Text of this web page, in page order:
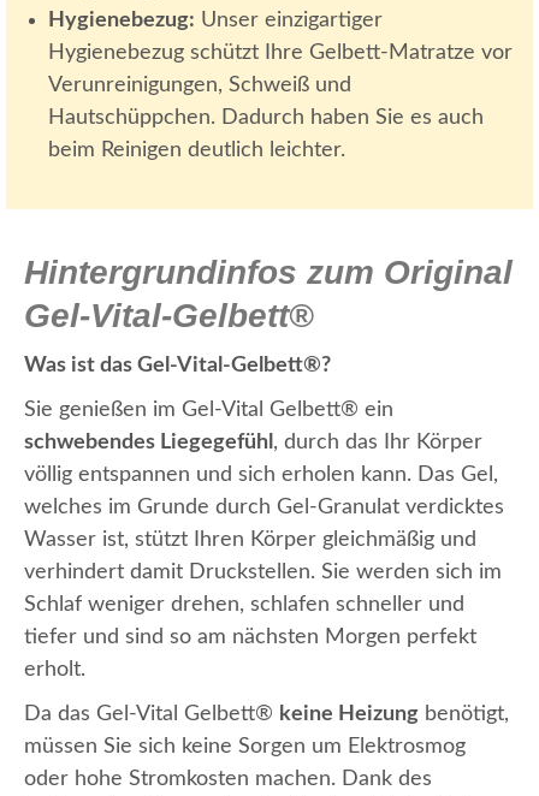
Hygienebezug: Unser einzigartiger
Hygienebezug schützt Ihre Gelbett-Matratze vor
Verunreinigungen, Schweiß und
Hautschüppchen. Dadurch haben Sie es auch
beim Reinigen deutlich leichter.
Hintergrundinfos zum Original
Gel-Vital-Gelbett®
Was ist das Gel-Vital-Gelbett®?
Sie genießen im Gel-Vital Gelbett® ein
schwebendes Liegegefühl , durch das Ihr Körper
völlig entspannen und sich erholen kann. Das Gel,
welches im Grunde durch Gel-Granulat verdicktes
Wasser ist, stützt Ihren Körper gleichmäßig und
verhindert damit Druckstellen. Sie werden sich im
Schlaf weniger drehen, schlafen schneller und
tiefer und sind so am nächsten Morgen perfekt
erholt.
Da das Gel-Vital Gelbett® keine Heizung benötigt,
müssen Sie sich keine Sorgen um Elektrosmog
oder hohe Stromkosten machen. Dank des